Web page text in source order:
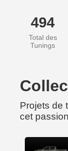
494
Total des
Tunings
Projets de
cet